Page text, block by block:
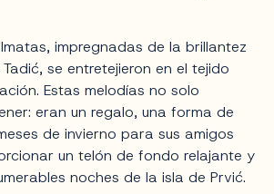
impregnadas de la brillantez
se entretejieron en el tejido
Estas melodías no solo
eran un regalo, una forma de
de invierno para sus amigos
un telón de fondo relajante y
noches de la isla de Prvić.